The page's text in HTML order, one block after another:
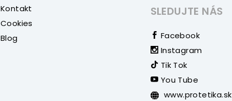
Kontakt
Cookies
Blog
SLEDUJTE NÁS
Facebook
Instagram
Tik Tok
You Tube
www.protetika.sk